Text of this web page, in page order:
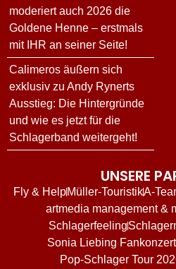
moderiert auch 2026 die
Goldene Henne – erstmals
mit IHR an seiner Seite!
Calimeros äußern sich
exklusiv zu Andy Rynerts
Ausstieg: Die Hintergründe
und wie es jetzt für die
Schlagerband weitergeht!
UNSERE
Fly & HelpMüller-TouristikA-
artmedia management &
Schlagerfeeling
Sonia Liebing Fankonzert
Pop-Schlager Tour